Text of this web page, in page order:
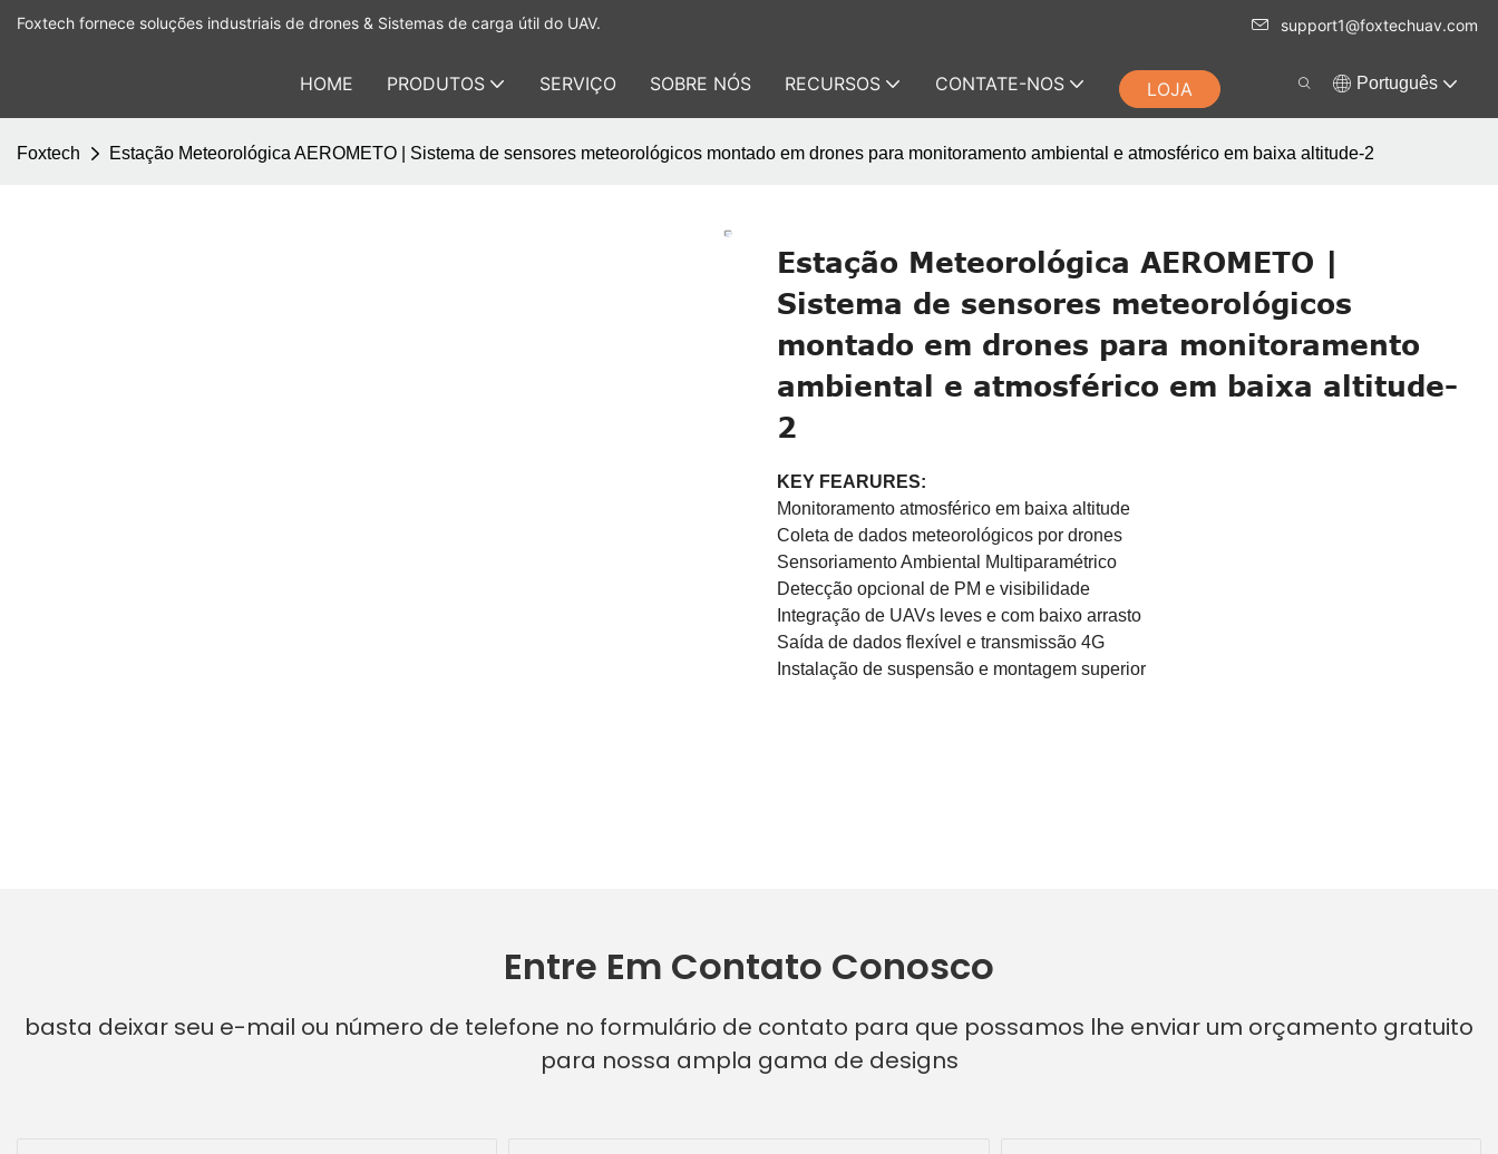
Foxtech fornece soluções industriais de drones & Sistemas de carga útil do UAV. support1@foxtechuav.com
HOME PRODUTOS SERVIÇO SOBRE NÓS RECURSOS CONTATE-NOS LOJA Português
Foxtech Estação Meteorológica AEROMETO | Sistema de sensores meteorológicos montado em drones para monitoramento ambiental e atmosférico em baixa altitude-2
Estação Meteorológica AEROMETO |
Sistema de sensores meteorológicos
montado em drones para monitoramento
ambiental e atmosférico em baixa altitude-
2
KEY FEARURES:
Monitoramento atmosférico em baixa altitude
Coleta de dados meteorológicos por drones
Sensoriamento Ambiental Multiparamétrico
Detecção opcional de PM e visibilidade
Integração de UAVs leves e com baixo arrasto
Saída de dados flexível e transmissão 4G
Instalação de suspensão e montagem superior
Entre Em Contato Conosco
basta deixar seu e-mail ou número de telefone no formulário de contato para que possamos lhe enviar um orçamento gratuito
para nossa ampla gama de designs